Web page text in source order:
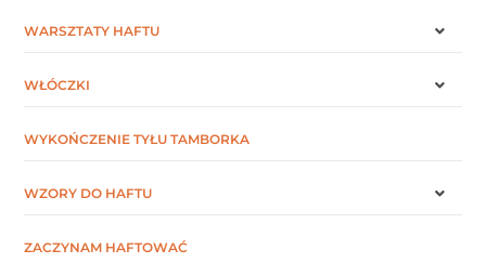
WARSZTATY HAFTU
WŁÓCZKI
WYKOŃCZENIE TYŁU TAMBORKA
WZORY DO HAFTU
ZACZYNAM HAFTOWAĆ